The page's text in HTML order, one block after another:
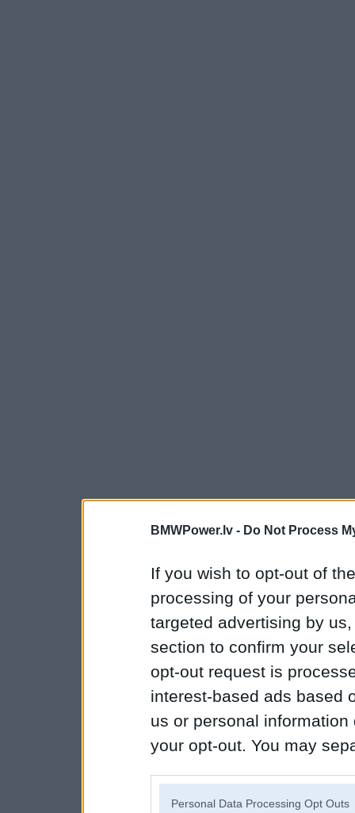
BMWPower.lv - Do Not Process
If you wish to opt-out of
processing of your
targeted advertising by
section to confirm your
opt-out request is
interest-based ads based
us or personal
your opt-out. You may
Personal Data Processing Opt Outs